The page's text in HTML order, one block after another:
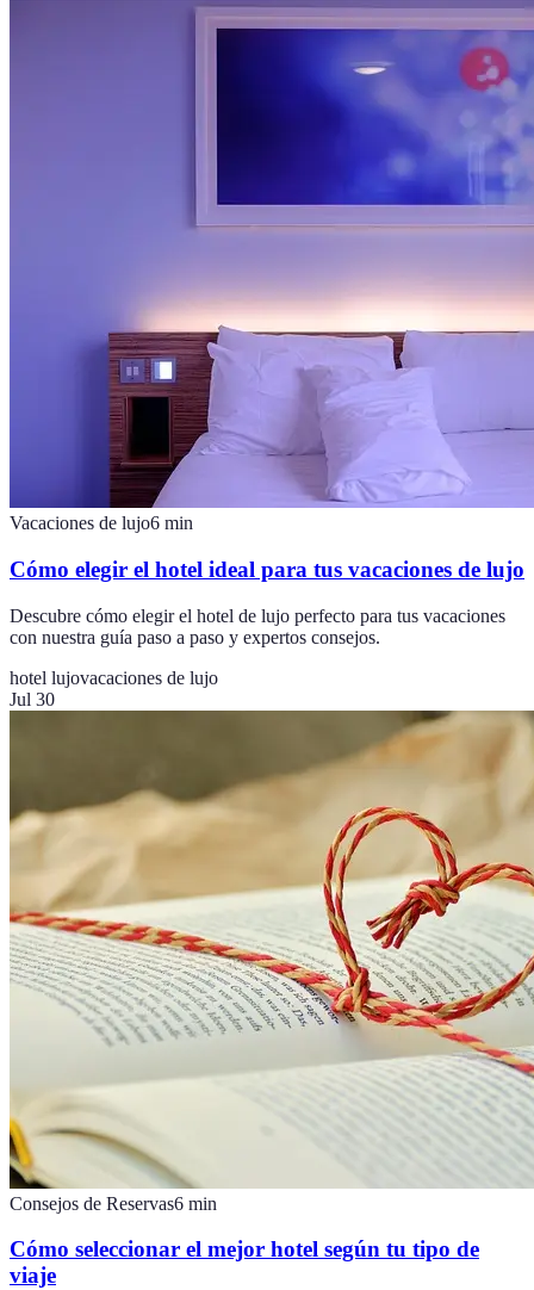
Vacaciones de lujo6 min
Cómo elegir el hotel ideal para tus vacaciones de lujo
Descubre cómo elegir el hotel de lujo perfecto para tus vacaciones
con nuestra guía paso a paso y expertos consejos.
hotel lujovacaciones de lujo
Jul 30
Consejos de Reservas6 min
Cómo seleccionar el mejor hotel según tu tipo de
viaje